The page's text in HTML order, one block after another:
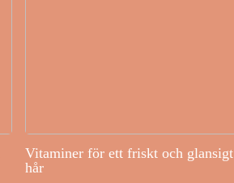
Vitaminer för ett friskt och glansigt
hår